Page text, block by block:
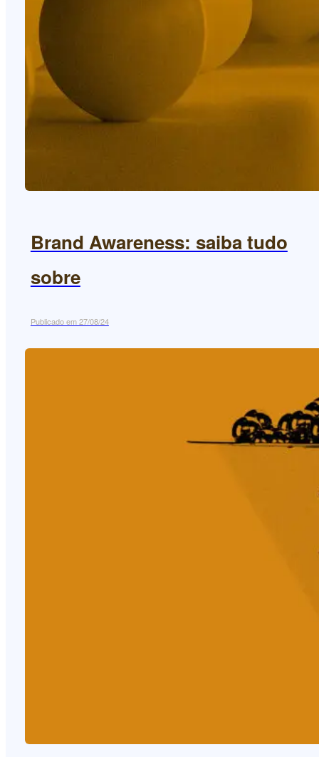
Brand Awareness: saiba tudo
sobre
Publicado em 27/08/24